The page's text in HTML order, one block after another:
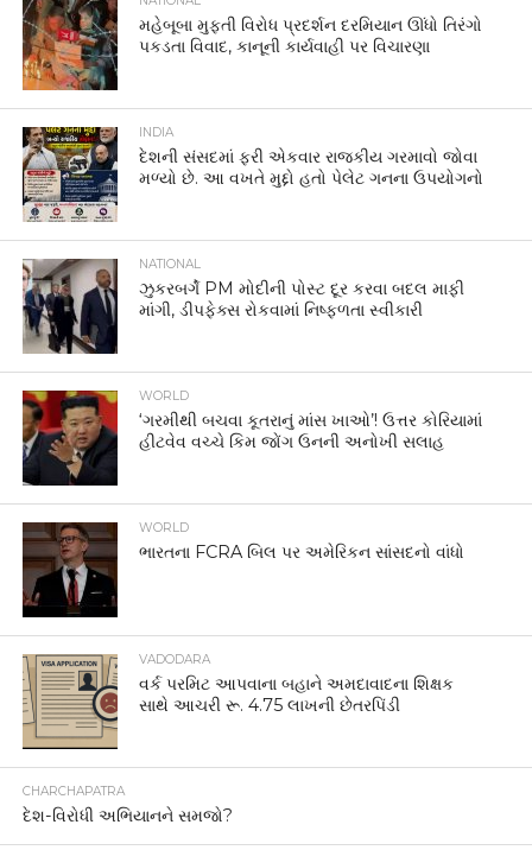
મહેબૂબા મુફ્તી વિરોધ પ્રદર્શન દરમિયાન ઊંધો તિરંગો
પકડતા વિવાદ, કાનૂની કાર્યવાહી પર વિચારણા
INDIA
દેશની સંસદમાં ફરી એકવાર રાજકીય ગરમાવો જોવા
મળ્યો છે. આ વખતે મુદ્દો હતો પેલેટ ગનના ઉપયોગનો
NATIONAL
ઝુકરબર્ગે PM મોદીની પોસ્ટ દૂર કરવા બદલ માફી
માંગી, ડીપફેક્સ રોકવામાં નિષ્ફળતા સ્વીકારી
WORLD
‘ગરમીથી બચવા કૂતરાનું માંસ ખાઓ’! ઉત્તર કોરિયામાં
હીટવેવ વચ્ચે કિમ જોંગ ઉનની અનોખી સલાહ
WORLD
ભારતના FCRA બિલ પર અમેરિકન સાંસદનો વાંધો
VADODARA
વર્ક પરમિટ આપવાના બહાને અમદાવાદના શિક્ષક
સાથે આચરી રૂ. 4.75 લાખની છેતરપિંડી
CHARCHAPATRA
દેશ-વિરોધી અભિયાનને સમજો?